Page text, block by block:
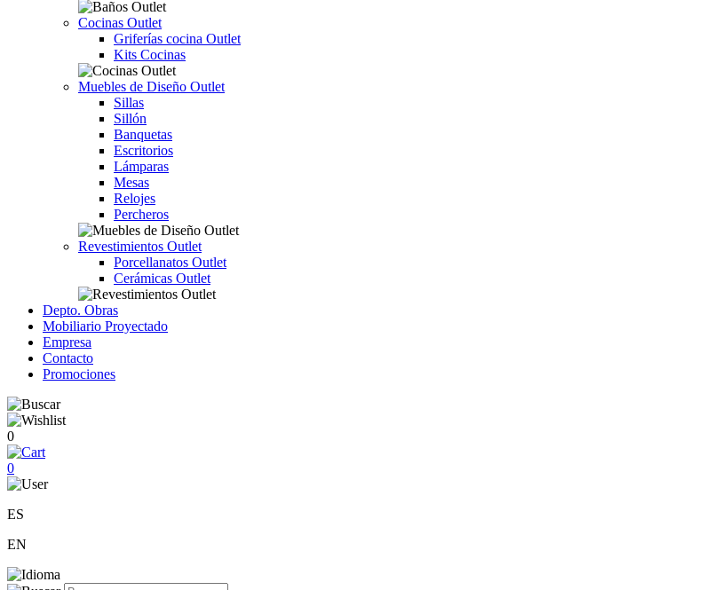
Cocinas Outlet
Griferías cocina Outlet
Kits Cocinas
Muebles de Diseño Outlet
Sillas
Sillón
Banquetas
Escritorios
Lámparas
Mesas
Relojes
Percheros
Revestimientos Outlet
Porcellanatos Outlet
Cerámicas Outlet
Depto. Obras
Mobiliario Proyectado
Empresa
Contacto
Promociones
0
0
ES
EN